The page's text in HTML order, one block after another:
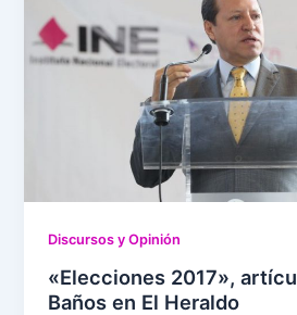
Discursos y Opinión
«Elecciones 2017»,
Baños en El Heraldo